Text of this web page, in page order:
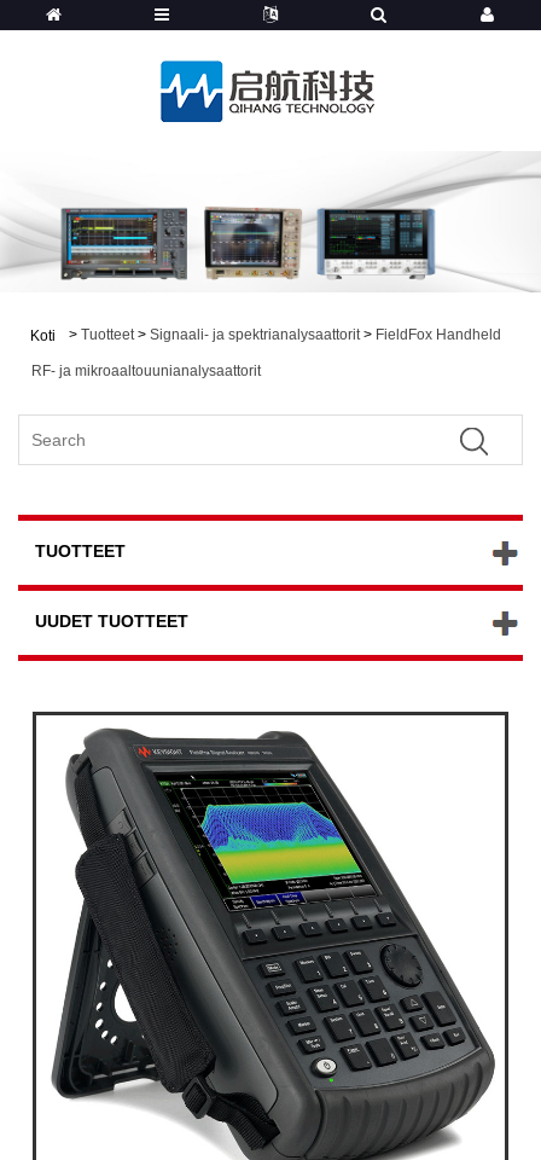
Koti > Tuotteet > Signaali- ja spektrianalysaattorit > FieldFox Handheld
RF- ja mikroaaltouunianalysaattorit
TUOTTEET
UUDET TUOTTEET